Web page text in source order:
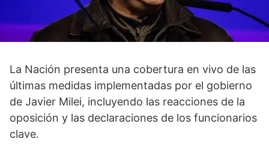
La Nación presenta una cobertura en vivo de las
últimas medidas implementadas por el gobierno
de Javier Milei, incluyendo las reacciones de la
oposición y las declaraciones de los funcionarios
clave.